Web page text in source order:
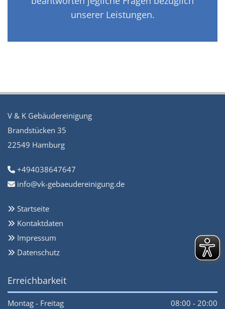
unserer Leistungen.
V & K Gebäudereinigung
Brandstücken 35
22549 Hamburg
 +494038647647
 info@vk-gebaeudereinigung.de
 Startseite
 Kontaktdaten
 Impressum
 Datenschutz
Erreichbarkeit
Montag - Freitag
08:00 - 20:00